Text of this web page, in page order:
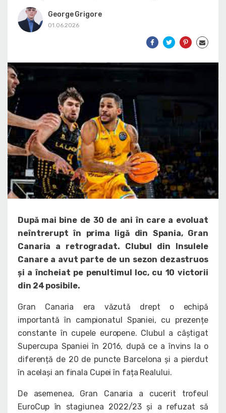
George Grigore
01.06.2026
După mai bine de 30 de ani în care a evoluat
neîntrerupt în prima ligă din Spania, Gran
Canaria a retrogradat. Clubul din Insulele
Canare a avut parte de un sezon dezastruos
și a încheiat pe penultimul loc, cu 10 victorii
din 24 posibile.
Gran Canaria era văzută drept o echipă
importantă în campionatul Spaniei, cu prezențe
constante în cupele europene. Clubul a câștigat
Supercupa Spaniei în 2016, după ce a învins la o
diferență de 20 de puncte Barcelona și a pierdut
în același an finala Cupei în fața Realului.
De asemenea, Gran Canaria a cucerit trofeul
EuroCup în stagiunea 2022/23 și a refuzat să